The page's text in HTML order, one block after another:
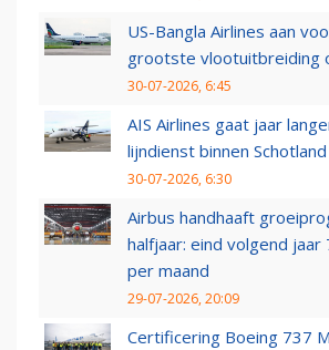
US-Bangla Airlines aan
grootste vlootuitbreiding
30-07-2026, 6:45
AIS Airlines gaat jaar
lijndienst binnen Schotland
30-07-2026, 6:30
Airbus handhaaft
halfjaar: eind volgend jaar
per maand
29-07-2026, 20:09
Certificering Boeing 737